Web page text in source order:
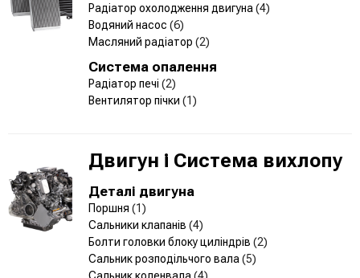
Радіатор охолодження двигуна (4)
Водяний насос (6)
Масляний радіатор (2)
Система опалення
Радіатор печі (2)
Вентилятор пічки (1)
Двигун і Система вихлопу
Деталі двигуна
Поршня (1)
Сальники клапанів (4)
Болти головки блоку циліндрів (2)
Сальник розподільчого вала (5)